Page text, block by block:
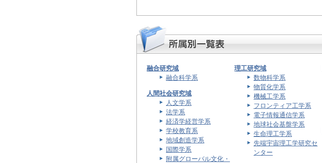
融合研究域
融合科学系
人間社会研究域
人文学系
法学系
経済学経営学系
学校教育系
地域創造学系
国際学系
附属グローバル文化・
理工研究域
数物科学系
物質化学系
機械工学系
フロンティア工学系
電子情報通信学系
地球社会基盤学系
生命理工学系
先端宇宙理工学研究セ
ンター